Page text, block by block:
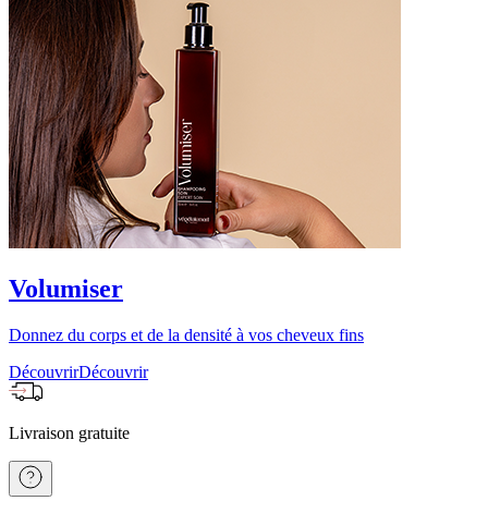
Volumiser
Donnez du corps et de la densité à vos cheveux fins
DécouvrirDécouvrir
Livraison gratuite